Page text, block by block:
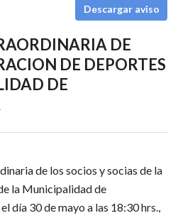
Descargar aviso
DE
DE DEPORTES
DE
de los socios y socias de la
la Municipalidad de
día 30 de mayo a las 18:30 hrs.,